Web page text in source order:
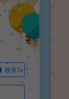
联系Ta